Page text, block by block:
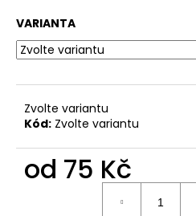
VARIANTA
Zvolte variantu
Kód: Zvolte variantu
od 75 Kč
D
o
p
u